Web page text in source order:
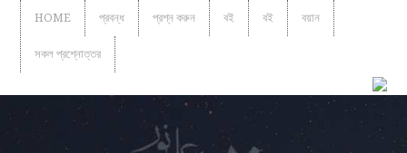
HOME প্রবন্ধ প্রশ্ন করুন বই বই বয়ান
সকল প্রশ্নোত্তর